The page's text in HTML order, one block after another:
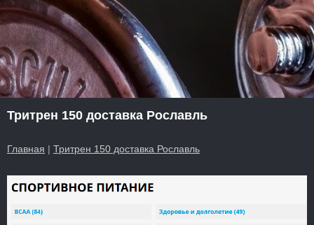
Тритрен 150 доставка Рославль
Главная | Тритрен 150 доставка Рославль